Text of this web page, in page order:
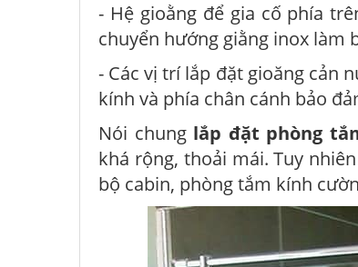
- Hệ gioằng để gia cố phía
chuyển hướng giằng inox làm
- Các vị trí lắp đặt gioăng cản
kính và phía chân cánh bảo
Nói chung lắp đặt phòng
khá rộng, thoải mái. Tuy
bộ cabin, phòng tắm kính